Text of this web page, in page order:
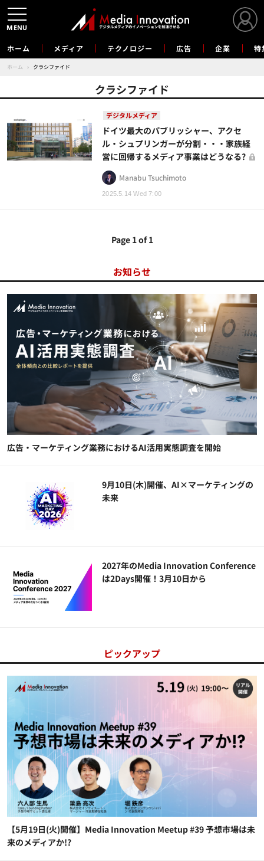
ホーム メディア テクノロジー 広告 企業 特
ホーム › クラシファイド
クラシファイド
デジタルメディア
2025.5.14 Wed 7:00
ドイツ最大のパブリッシャー、アクセ
ル・シュプリンガーが分割・・・家族経
営に回帰するメディア事業はどうなる?
Manabu Tsuchimoto
Page 1 of 1
お知らせ
広告・マーケティング業務におけるAI活用実態調査を開始
9月10日(木)開催、AI×マーケティングの
未来
2027年のMedia Innovation Conference
は2Days開催！3月10日から
ピックアップ
【5月19日(火)開催】Media Innovation Meetup #39 予想市場は未
来のメディアか!?
MENU